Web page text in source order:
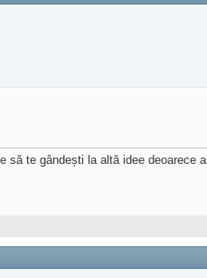
te gândești la altă idee